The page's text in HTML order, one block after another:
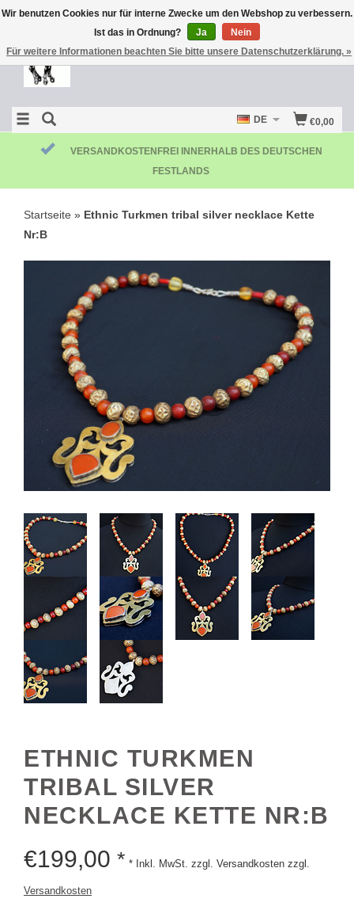
€0,00
DE
KOSTENLOSE RÜCKSENDUNG
Nr:B
TRIBAL SILVER
NECKLACE KETTE NR:B
Versandkosten
Wir benutzen Cookies nur für interne Zwecke um den Webshop zu verbessern.
Ist das in Ordnung?
Ja
Nein
Für weitere Informationen beachten Sie bitte unsere Datenschutzerklärung. »